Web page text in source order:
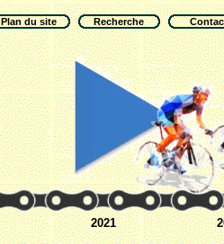
Plan du site Recherche
2021